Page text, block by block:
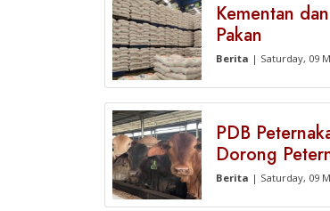
Kementan
Pakan
Berita | Saturday, 09
PDB
Dorong
Berita | Saturday, 09